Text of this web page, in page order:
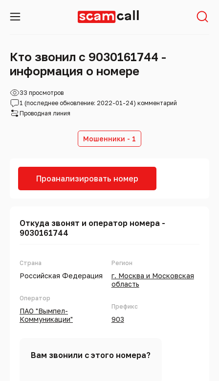
Кто звонил с 9030161744 -
информация о номере
33 просмотров
1 (последнее обновление: 2022-01-24) комментарий
Проводная линия
Мошенники - 1
Проанализировать номер
Откуда звонят и оператор номера -
9030161744
Страна
Российская Федерация
Оператор
ПАО "Вымпел-
Коммуникации"
Регион
г. Москва и Московская
область
Префикс
903
Вам звонили с этого номера?